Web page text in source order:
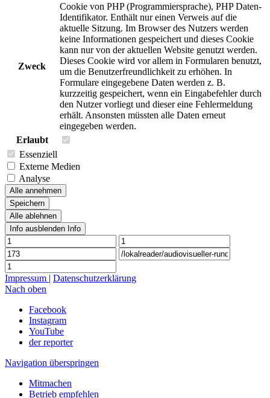
Zweck
Cookie von PHP (Programmiersprache), PHP Daten-
Identifikator. Enthält nur einen Verweis auf die
aktuelle Sitzung. Im Browser des Nutzers werden
keine Informationen gespeichert und dieses Cookie
kann nur von der aktuellen Website genutzt werden.
Dieses Cookie wird vor allem in Formularen benutzt,
um die Benutzerfreundlichkeit zu erhöhen. In
Formulare eingegebene Daten werden z. B.
kurzzeitig gespeichert, wenn ein Eingabefehler durch
den Nutzer vorliegt und dieser eine Fehlermeldung
erhält. Ansonsten müssten alle Daten erneut
eingegeben werden.
Erlaubt
Essenziell
Externe Medien
Analyse
Alle annehmen
Speichern
Alle ablehnen
Info ausblenden Info
Impressum | Datenschutzerklärung
Nach oben
Facebook
Instagram
YouTube
der reporter
Navigation überspringen
Mitmachen
Betrieb empfehlen